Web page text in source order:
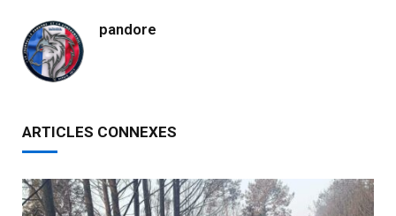
pandore
ARTICLES CONNEXES